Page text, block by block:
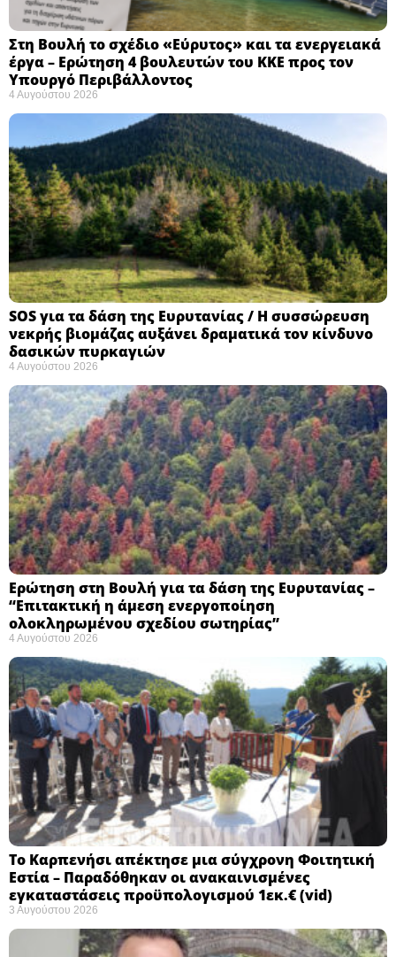
Στη Βουλή το σχέδιο «Εύρυτος» και τα ενεργειακά
έργα – Ερώτηση 4 βουλευτών του ΚΚΕ προς τον
Υπουργό Περιβάλλοντος
4 Αυγούστου 2026
SOS για τα δάση της Ευρυτανίας / Η συσσώρευση
νεκρής βιομάζας αυξάνει δραματικά τον κίνδυνο
δασικών πυρκαγιών
4 Αυγούστου 2026
Ερώτηση στη Βουλή για τα δάση της Ευρυτανίας –
“Eπιτακτική η άμεση ενεργοποίηση
ολοκληρωμένου σχεδίου σωτηρίας”
4 Αυγούστου 2026
Το Καρπενήσι απέκτησε μια σύγχρονη Φοιτητική
Εστία – Παραδόθηκαν οι ανακαινισμένες
εγκαταστάσεις προϋπολογισμού 1εκ.€ (vid)
3 Αυγούστου 2026